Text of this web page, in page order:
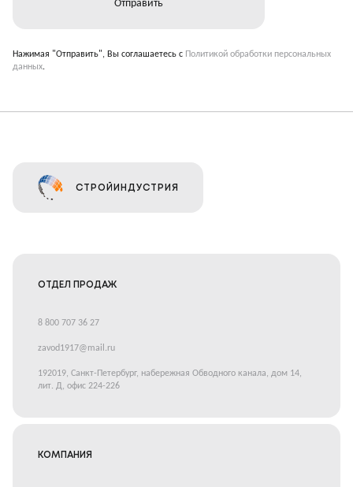
Нажимая "Отправить", Вы соглашаетесь с Политикой обработки персональных
данных.
СТРОЙИНДУСТРИЯ
ОТДЕЛ ПРОДАЖ
8 800 707 36 27
zavod1917@mail.ru
192019, Санкт-Петербург, набережная Обводного канала, дом 14,
лит. Д, офис 224-226
КОМПАНИЯ